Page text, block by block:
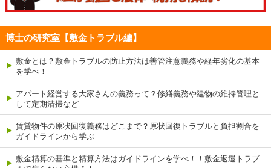
博士の研究室【敷金トラブル編】
敷金とは？敷金トラブルの防止方法は善管注意義務や経年劣化の基本
を学べ！
アパート経営する大家さんの義務って？修繕義務や建物の維持管理と
して定期清掃など
賃貸物件の原状回復義務はどこまで？原状回復トラブルと負担割合を
ガイドラインから学ぶ
敷金精算の基準と精算方法はガイドラインを学べ！！敷金返還トラブ